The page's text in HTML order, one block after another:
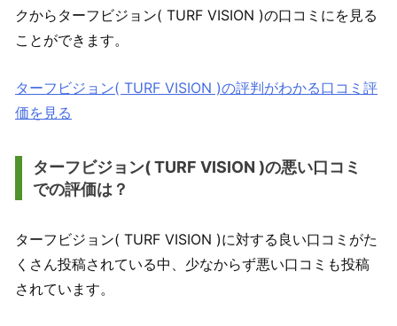
クからターフビジョン( TURF VISION )の口コミにを見る
ことができます。
ターフビジョン( TURF VISION )の評判がわかる口コミ評
価を見る
ターフビジョン( TURF VISION )の悪い口コミ
での評価は？
ターフビジョン( TURF VISION )に対する良い口コミがた
くさん投稿されている中、少なからず悪い口コミも投稿
されています。